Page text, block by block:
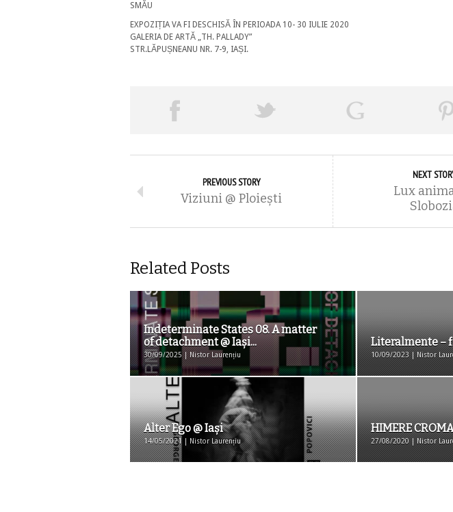
SMĂU
EXPOZIȚIA VA FI DESCHISĂ ÎN PERIOADA 10- 30 IULIE 2020
GALERIA DE ARTĂ „TH. PALLADY”
STR.LĂPUȘNEANU NR. 7-9, IAȘI.
PREVIOUS STORY
Viziuni @ Ploiești
NEXT
Lux
Related Posts
Indeterminate States 08. A matter
of detachment @ Iaşi...
30/09/2025 | Nistor Laurențiu
Literalmente –
10/09/2023 | Nistor
Alter Ego @ Iași
14/05/2021 | Nistor Laurențiu
HIMERE
27/08/2020 | Nistor